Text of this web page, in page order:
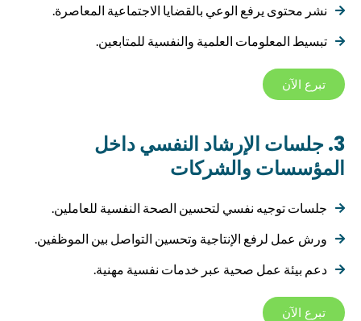
نشر محتوى يرفع الوعي بالقضايا الاجتماعية المعاصرة.
تبسيط المعلومات العلمية والنفسية للمتابعين.
تبرع الآن
3. جلسات الإرشاد النفسي داخل
المؤسسات والشركات
جلسات توجيه نفسي لتحسين الصحة النفسية للعاملين.
ورش عمل لرفع الإنتاجية وتحسين التواصل بين الموظفين.
دعم بيئة عمل صحية عبر خدمات نفسية مهنية.
تبرع الآن